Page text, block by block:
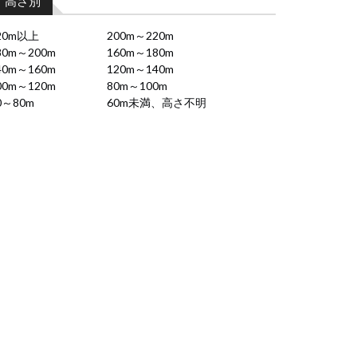
以上
200m～220m
～200m
160m～180m
～160m
120m～140m
～120m
80m～100m
80m
60m未満、高さ不明